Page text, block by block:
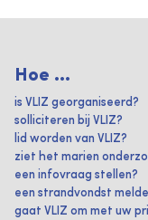
Hoe ...
is VLIZ georganiseerd?
solliciteren bij VLIZ?
lid worden van VLIZ?
ziet het marien
een infovraag stellen?
een strandvondst
gaat VLIZ om met uw